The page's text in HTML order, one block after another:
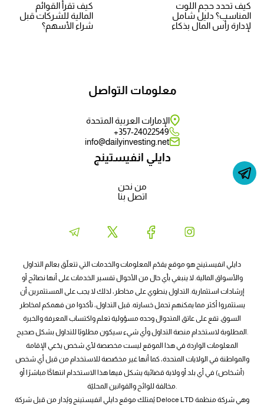
كيف تحدد حجم اللوت
المناسب؟ دليل شامل
لإدارة رأس المال بذكاء
كيف تقرأ القوائم
المالية للشركات قبل
شراء الأسهم؟
دايلي انفيستينج
من نحن
اتصل بنا
معلومات التواصل
الإمارات العربية المتحدة
357-24022549+
info@dailyinvesting.net
دايلي انفيستينج هو موقع يقدّم المعلومات والخدمات التي تتعلّق بعالم التداول
والأسواق المالية. لا ينبغي بأي حال من الأحوال تفسير الخدمات على أنها نصائح أو
إرشادات استثمارية. التداول ينطوي على مخاطر، لذلك لا يجب على المستثمرين أن
يستثمروا أكثر مما يمكنهم تحمل خسارته. قبل التداول، تأكدوا من فهمكم لمخاطر
السوق. تقع على عاتق المتدوال وحده مسؤولية تعلم واكتساب المعرفة والخبرة
المعلومات الواردة في هذا الموقع ليست مخصصة لأي شخص يدّعي الإقامة
والمواطنة في الولايات المتحدة، كما أنها غير مخصّصة للاستخدام من قبل أي شخص
(أشخاص) في أي بلد أو ولاية قضائية يشكل فيها هذا الاستخدام انتهاكًا مباشرًا أو
يُمتلك موقع دايلي انفيستينج ويُدار من قبل شركة Deloce LTD وهي شركة منظمة